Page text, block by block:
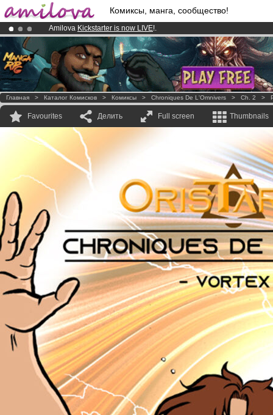
Комиксы, манга, сообщество!
Amilova Kickstarter is now LIVE!.
Premium membership from3.95 eurosper month !Get membership
Already 100000 membersand 1000 comics & mangas!.
Главная > Каталог Комисков > Комиксы > Chroniques De L'Omnivers > Ch. 2 >
Favourites Делить Full screen Thumbnails